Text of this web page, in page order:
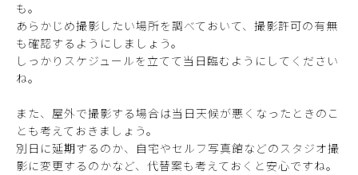
も。
あらかじめ撮影したい場所を調べておいて、撮影許可の有無
も確認するようにしましょう。
しっかりスケジュールを立てて当日臨むようにしてください
ね。
また、屋外で撮影する場合は当日天候が悪くなったときのこ
とも考えておきましょう。
別日に延期するのか、自宅やセルフ写真館などのスタジオ撮
影に変更するのかなど、代替案も考えておくと安心ですね。